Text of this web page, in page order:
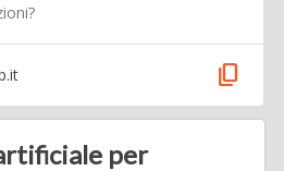
content_copy
per